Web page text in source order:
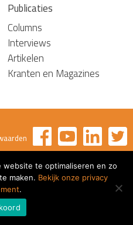
Publicaties
Columns
Interviews
Artikelen
Kranten en Magazines
website te optimaliseren en zo
maken. Bekijk onze privacy
.